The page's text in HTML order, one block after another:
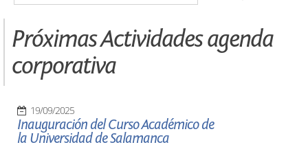
Próximas Actividades agenda
corporativa
19/09/2025
Inauguración del Curso Académico de
la Universidad de Salamanca